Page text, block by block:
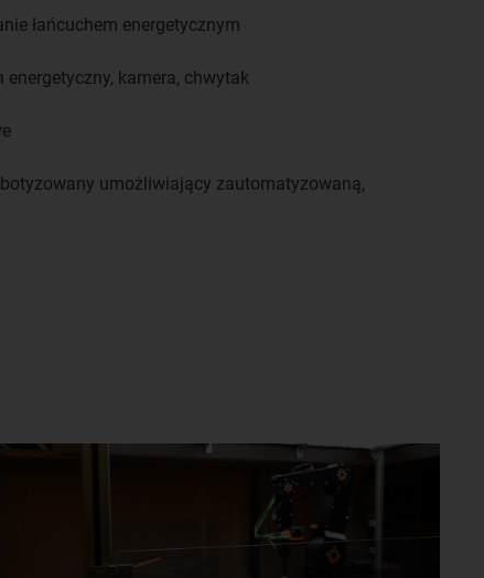
łańcuchem energetycznym
energetyczny, kamera, chwytak
umożliwiający zautomatyzowaną,